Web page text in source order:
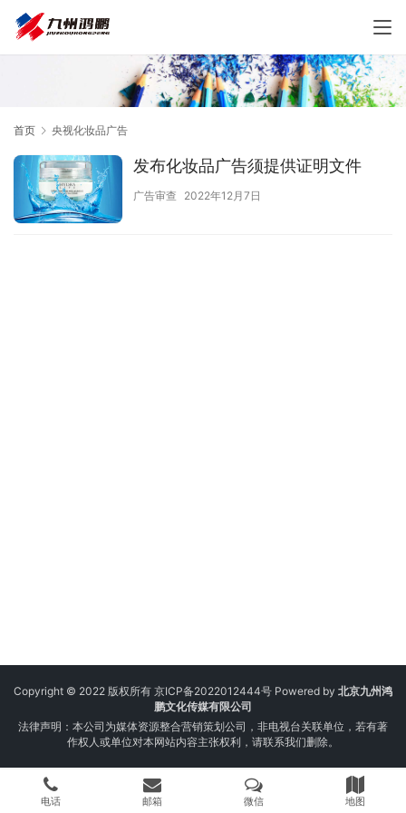
首页 央视化妆品广告
发布化妆品广告须提供证明文件
广告审查 2022年12月7日
Copyright © 2022 版权所有 京ICP备2022012444号 Powered by 北京九州鸿
鹏文化传媒有限公司
法律声明：本公司为媒体资源整合营销策划公司，非电视台关联单位，若有著
作权人或单位对本网站内容主张权利，请联系我们删除。
电话 邮箱 微信 地图